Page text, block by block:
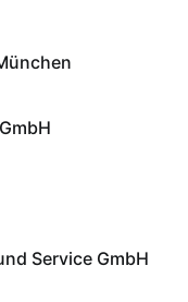
Service GmbH